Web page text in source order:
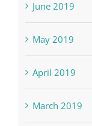
June 2019
May 2019
April 2019
March 2019